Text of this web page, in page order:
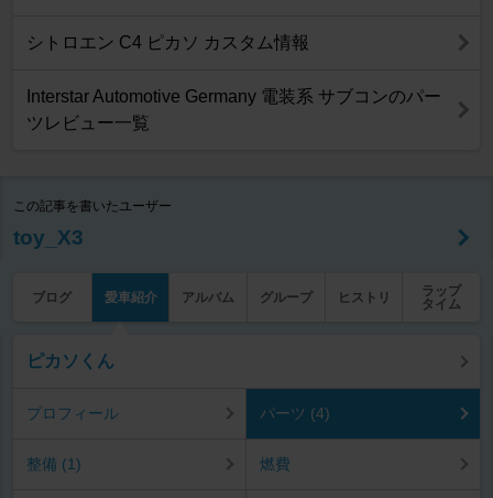
シトロエン C4 ピカソ カスタム情報
Interstar Automotive Germany 電装系 サブコンのパー
ツレビュー一覧
この記事を書いたユーザー
toy_X3
ブログ 愛車紹介 アルバム グループ ヒストリ
ラップ
タイム
ピカソくん
プロフィール パーツ (4)
整備 (1) 燃費